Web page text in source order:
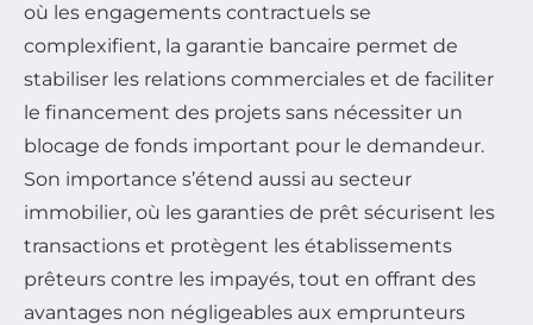
où les engagements contractuels se
complexifient, la garantie bancaire permet de
stabiliser les relations commerciales et de faciliter
le financement des projets sans nécessiter un
blocage de fonds important pour le demandeur.
Son importance s’étend aussi au secteur
immobilier, où les garanties de prêt sécurisent les
transactions et protègent les établissements
prêteurs contre les impayés, tout en offrant des
avantages non négligeables aux emprunteurs